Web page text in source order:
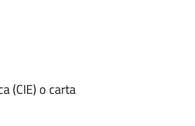
(CIE) o carta